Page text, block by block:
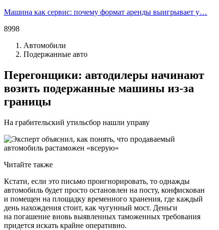
Машина как сервис: почему формат аренды выигрывает у…
8998
Автомобили
Подержанные авто
Перегонщики: автодилеры начинают
возить подержанные машины из-за
границы
На грабительский утильсбор нашли управу
Читайте также
Кстати, если это письмо проигнорировать, то однажды
автомобиль будет просто остановлен на посту, конфискован
и помещен на площадку временного хранения, где каждый
день нахождения стоит, как чугунный мост. Деньги
на погашение вновь выявленных таможенных требования
придется искать крайне оперативно.